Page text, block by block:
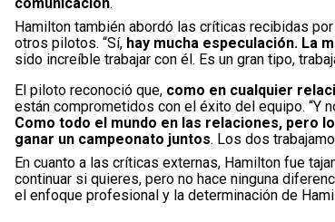
Hamilton también abordó las críticas recibidas
otros pilotos. “Sí, hay mucha especulación. La
sido increíble trabajar con él. Es un gran tipo,
El piloto reconoció que, como en cualquier
están comprometidos con el éxito del equipo. “Y
Como todo el mundo en las relaciones, pero
ganar un campeonato juntos. Los dos
En cuanto a las críticas externas, Hamilton fue
continuar si quieres, pero no hace ninguna
el enfoque profesional y la determinación de